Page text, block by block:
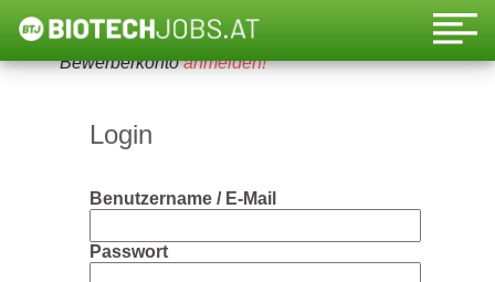
Um diese Funktion nutzen zu können, bitte ein
Bewerberkontoanmelden!
Login
Benutzername / E-Mail
Passwort